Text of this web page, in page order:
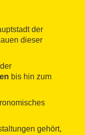
der
dieser
bis hin zum
gehört,